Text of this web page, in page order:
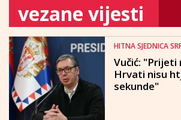
vezane vijesti
HITNA SJEDNICA
Vučić: "Prijeti
Hrvati nisu
sekunde"